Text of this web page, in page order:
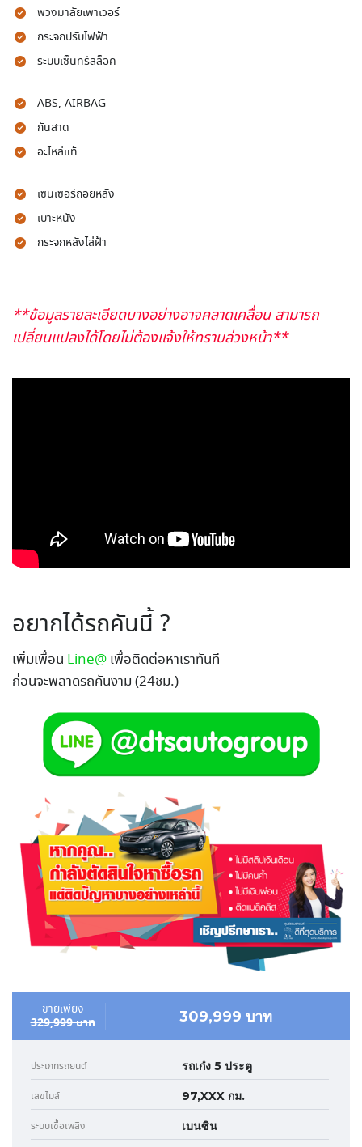
พวงมาลัยเพาเวอร์
กระจกปรับไฟฟ้า
ระบบเซ็นทรัลล็อค
ABS, AIRBAG
กันสาด
อะไหล่แท้
เซนเซอร์ถอยหลัง
เบาะหนัง
กระจกหลังไล่ฝ้า
**ข้อมูลรายละเอียดบางอย่างอาจคลาดเคลื่อน สามารถ
เปลี่ยนแปลงได้โดยไม่ต้องแจ้งให้ทราบล่วงหน้า**
อยากได้รถคันนี้ ?
เพิ่มเพื่อน Line@ เพื่อติดต่อหาเราทันที
ก่อนจะพลาดรถคันงาม (24ชม.)
ขายเพียง
329,999 บาท 309,999 บาท
ประเภทรถยนต์ รถเก๋ง 5 ประตู
เลขไมล์ 97,XXX กม.
ระบบเชื้อเพลิง เบนซิน